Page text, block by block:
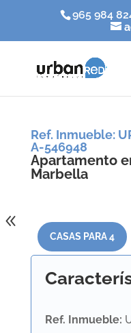
965 984
Ref. Inmueble:
A-546948
Apartamento
Marbella
CASAS PARA 4
Ref. Inmueble: